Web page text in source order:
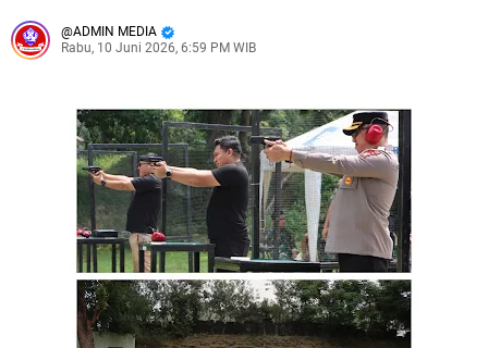
ADMIN MEDIA
Rabu, 10 Juni 2026, 6:59 PM WIB